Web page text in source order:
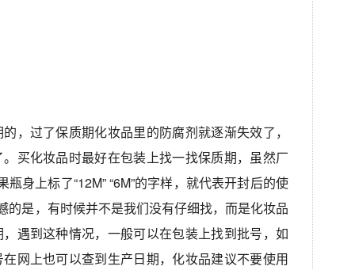
，过了保质期化妆品里的防腐剂就逐渐失效了，
买化妆品时最好在包装上找一找保质期，虽然厂
身上标了“12M” “6M”的字样，就代表开封后的使
的是，有时候并不是我们没有仔细找，而是化妆品
遇到这种情况，一般可以在包装上找到批号，如
网上也可以查到生产日期，化妆品建议不要使用